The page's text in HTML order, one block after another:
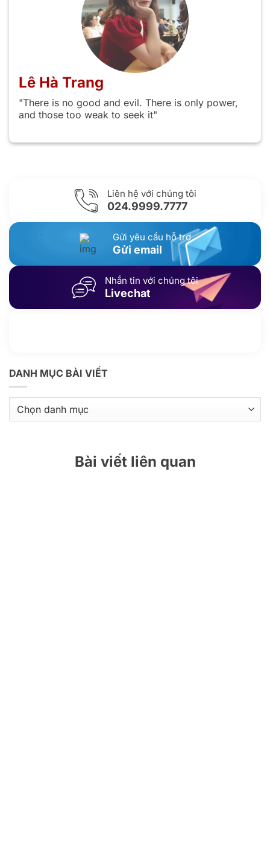
Lê Hà Trang
"There is no good and evil. There is only power,
and those too weak to seek it"
Liên hệ với chúng tôi
024.9999.7777
Gửi yêu cầu hỗ trợ
Gửi email
Nhắn tin với chúng tôi
Livechat
DANH MỤC BÀI VIẾT
mục
bài
Bài viết liên quan